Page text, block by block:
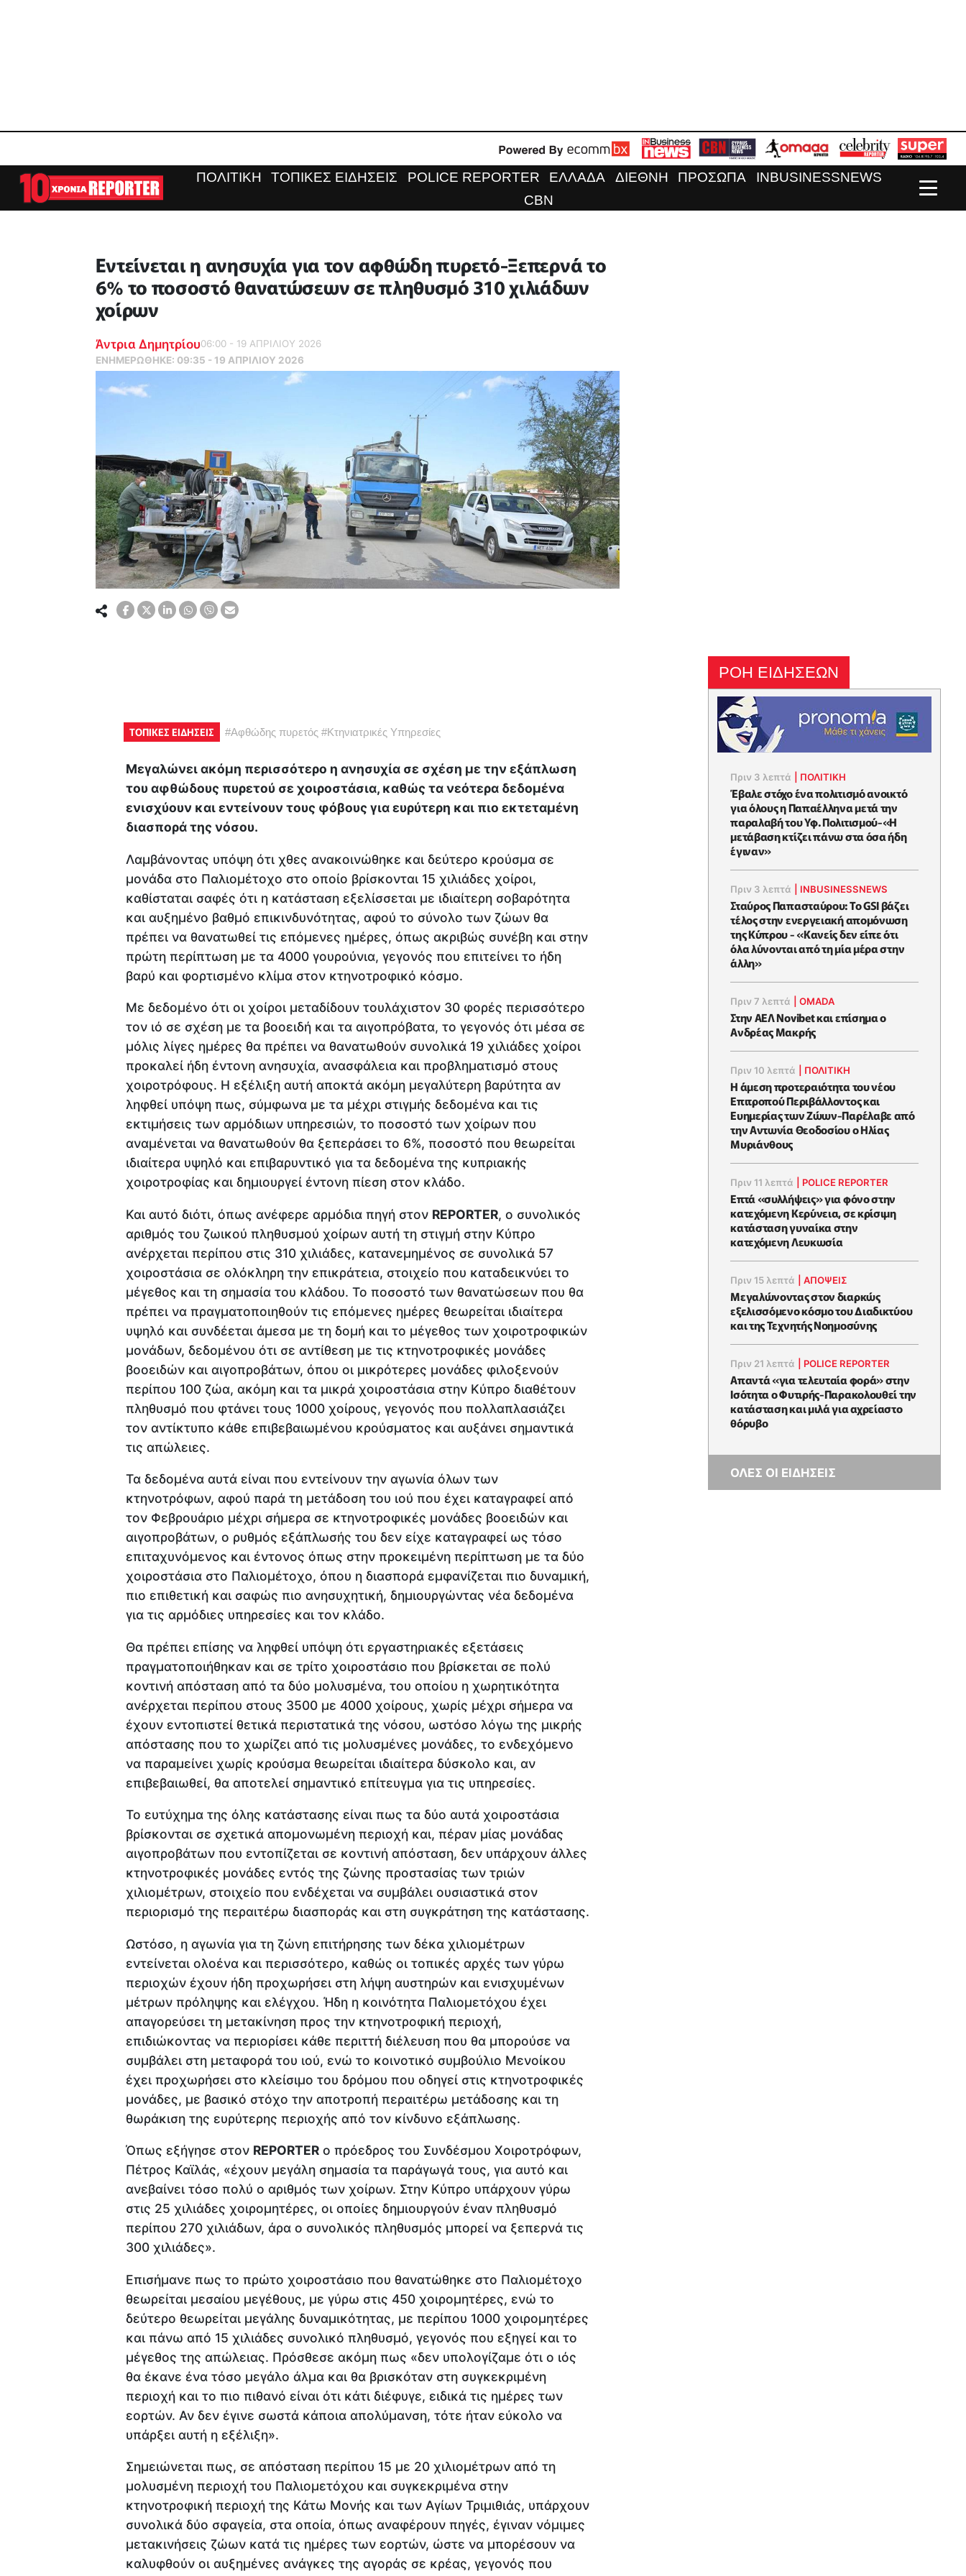
ΠΟΛΙΤΙΚΗ ΤΟΠΙΚΕΣ ΕΙΔΗΣΕΙΣ POLICE REPORTER ΕΛΛΑΔΑ ΔΙΕΘΝΗ ΠΡΟΣΩΠΑ
INBUSINESSNEWS
CBN
Εντείνεται η ανησυχία για τον αφθώδη πυρετό-Ξεπερνά το
6% το ποσοστό θανατώσεων σε πληθυσμό 310 χιλιάδων
χοίρων
Άντρια Δημητρίου06:00 - 19 ΑΠΡΙΛΙΟΥ 2026
ΕΝΗΜΕΡΏΘΗΚΕ: 09:35 - 19 ΑΠΡΙΛΙΟΥ 2026
ΤΟΠΙΚΕΣ ΕΙΔΗΣΕΙΣ #Αφθώδης πυρετός #Κτηνιατρικές Υπηρεσίες
Μεγαλώνει ακόμη περισσότερο η ανησυχία σε σχέση με την εξάπλωση
του αφθώδους πυρετού σε χοιροστάσια, καθώς τα νεότερα δεδομένα
ενισχύουν και εντείνουν τους φόβους για ευρύτερη και πιο εκτεταμένη
διασπορά της νόσου.
Λαμβάνοντας υπόψη ότι χθες ανακοινώθηκε και δεύτερο κρούσμα σε
μονάδα στο Παλιομέτοχο στο οποίο βρίσκονται 15 χιλιάδες χοίροι,
καθίσταται σαφές ότι η κατάσταση εξελίσσεται με ιδιαίτερη σοβαρότητα
και αυξημένο βαθμό επικινδυνότητας, αφού το σύνολο των ζώων θα
πρέπει να θανατωθεί τις επόμενες ημέρες, όπως ακριβώς συνέβη και στην
πρώτη περίπτωση με τα 4000 γουρούνια, γεγονός που επιτείνει το ήδη
βαρύ και φορτισμένο κλίμα στον κτηνοτροφικό κόσμο.
Με δεδομένο ότι οι χοίροι μεταδίδουν τουλάχιστον 30 φορές περισσότερο
τον ιό σε σχέση με τα βοοειδή και τα αιγοπρόβατα, το γεγονός ότι μέσα σε
μόλις λίγες ημέρες θα πρέπει να θανατωθούν συνολικά 19 χιλιάδες χοίροι
προκαλεί ήδη έντονη ανησυχία, ανασφάλεια και προβληματισμό στους
χοιροτρόφους. Η εξέλιξη αυτή αποκτά ακόμη μεγαλύτερη βαρύτητα αν
ληφθεί υπόψη πως, σύμφωνα με τα μέχρι στιγμής δεδομένα και τις
εκτιμήσεις των αρμόδιων υπηρεσιών, το ποσοστό των χοίρων που
αναμένεται να θανατωθούν θα ξεπεράσει το 6%, ποσοστό που θεωρείται
ιδιαίτερα υψηλό και επιβαρυντικό για τα δεδομένα της κυπριακής
χοιροτροφίας και δημιουργεί έντονη πίεση στον κλάδο.
Και αυτό διότι, όπως ανέφερε αρμόδια πηγή στον REPORTER, ο συνολικός
αριθμός του ζωικού πληθυσμού χοίρων αυτή τη στιγμή στην Κύπρο
ανέρχεται περίπου στις 310 χιλιάδες, κατανεμημένος σε συνολικά 57
χοιροστάσια σε ολόκληρη την επικράτεια, στοιχείο που καταδεικνύει το
μέγεθος και τη σημασία του κλάδου. Το ποσοστό των θανατώσεων που θα
πρέπει να πραγματοποιηθούν τις επόμενες ημέρες θεωρείται ιδιαίτερα
υψηλό και συνδέεται άμεσα με τη δομή και το μέγεθος των χοιροτροφικών
μονάδων, δεδομένου ότι σε αντίθεση με τις κτηνοτροφικές μονάδες
βοοειδών και αιγοπροβάτων, όπου οι μικρότερες μονάδες φιλοξενούν
περίπου 100 ζώα, ακόμη και τα μικρά χοιροστάσια στην Κύπρο διαθέτουν
πληθυσμό που φτάνει τους 1000 χοίρους, γεγονός που πολλαπλασιάζει
τον αντίκτυπο κάθε επιβεβαιωμένου κρούσματος και αυξάνει σημαντικά
τις απώλειες.
Τα δεδομένα αυτά είναι που εντείνουν την αγωνία όλων των
κτηνοτρόφων, αφού παρά τη μετάδοση του ιού που έχει καταγραφεί από
τον Φεβρουάριο μέχρι σήμερα σε κτηνοτροφικές μονάδες βοοειδών και
αιγοπροβάτων, ο ρυθμός εξάπλωσής του δεν είχε καταγραφεί ως τόσο
επιταχυνόμενος και έντονος όπως στην προκειμένη περίπτωση με τα δύο
χοιροστάσια στο Παλιομέτοχο, όπου η διασπορά εμφανίζεται πιο δυναμική,
πιο επιθετική και σαφώς πιο ανησυχητική, δημιουργώντας νέα δεδομένα
για τις αρμόδιες υπηρεσίες και τον κλάδο.
Θα πρέπει επίσης να ληφθεί υπόψη ότι εργαστηριακές εξετάσεις
πραγματοποιήθηκαν και σε τρίτο χοιροστάσιο που βρίσκεται σε πολύ
κοντινή απόσταση από τα δύο μολυσμένα, του οποίου η χωρητικότητα
ανέρχεται περίπου στους 3500 με 4000 χοίρους, χωρίς μέχρι σήμερα να
έχουν εντοπιστεί θετικά περιστατικά της νόσου, ωστόσο λόγω της μικρής
απόστασης που το χωρίζει από τις μολυσμένες μονάδες, το ενδεχόμενο
να παραμείνει χωρίς κρούσμα θεωρείται ιδιαίτερα δύσκολο και, αν
επιβεβαιωθεί, θα αποτελεί σημαντικό επίτευγμα για τις υπηρεσίες.
Το ευτύχημα της όλης κατάστασης είναι πως τα δύο αυτά χοιροστάσια
βρίσκονται σε σχετικά απομονωμένη περιοχή και, πέραν μίας μονάδας
αιγοπροβάτων που εντοπίζεται σε κοντινή απόσταση, δεν υπάρχουν άλλες
κτηνοτροφικές μονάδες εντός της ζώνης προστασίας των τριών
χιλιομέτρων, στοιχείο που ενδέχεται να συμβάλει ουσιαστικά στον
περιορισμό της περαιτέρω διασποράς και στη συγκράτηση της κατάστασης.
Ωστόσο, η αγωνία για τη ζώνη επιτήρησης των δέκα χιλιομέτρων
εντείνεται ολοένα και περισσότερο, καθώς οι τοπικές αρχές των γύρω
περιοχών έχουν ήδη προχωρήσει στη λήψη αυστηρών και ενισχυμένων
μέτρων πρόληψης και ελέγχου. Ήδη η κοινότητα Παλιομετόχου έχει
απαγορεύσει τη μετακίνηση προς την κτηνοτροφική περιοχή,
επιδιώκοντας να περιορίσει κάθε περιττή διέλευση που θα μπορούσε να
συμβάλει στη μεταφορά του ιού, ενώ το κοινοτικό συμβούλιο Μενοίκου
έχει προχωρήσει στο κλείσιμο του δρόμου που οδηγεί στις κτηνοτροφικές
μονάδες, με βασικό στόχο την αποτροπή περαιτέρω μετάδοσης και τη
θωράκιση της ευρύτερης περιοχής από τον κίνδυνο εξάπλωσης.
Όπως εξήγησε στον REPORTERο πρόεδρος του Συνδέσμου Χοιροτρόφων,
Πέτρος Καϊλάς, «έχουν μεγάλη σημασία τα παράγωγά τους, για αυτό και
ανεβαίνει τόσο πολύ ο αριθμός των χοίρων. Στην Κύπρο υπάρχουν γύρω
στις 25 χιλιάδες χοιρομητέρες, οι οποίες δημιουργούν έναν πληθυσμό
περίπου 270 χιλιάδων, άρα ο συνολικός πληθυσμός μπορεί να ξεπερνά τις
300 χιλιάδες».
Επισήμανε πως το πρώτο χοιροστάσιο που θανατώθηκε στο Παλιομέτοχο
θεωρείται μεσαίου μεγέθους, με γύρω στις 450 χοιρομητέρες, ενώ το
δεύτερο θεωρείται μεγάλης δυναμικότητας, με περίπου 1000 χοιρομητέρες
και πάνω από 15 χιλιάδες συνολικό πληθυσμό, γεγονός που εξηγεί και το
μέγεθος της απώλειας. Πρόσθεσε ακόμη πως «δεν υπολογίζαμε ότι ο ιός
θα έκανε ένα τόσο μεγάλο άλμα και θα βρισκόταν στη συγκεκριμένη
περιοχή και το πιο πιθανό είναι ότι κάτι διέφυγε, ειδικά τις ημέρες των
εορτών. Αν δεν έγινε σωστά κάποια απολύμανση, τότε ήταν εύκολο να
υπάρξει αυτή η εξέλιξη».
Σημειώνεται πως, σε απόσταση περίπου 15 με 20 χιλιομέτρων από τη
μολυσμένη περιοχή του Παλιομετόχου και συγκεκριμένα στην
κτηνοτροφική περιοχή της Κάτω Μονής και των Αγίων Τριμιθιάς, υπάρχουν
συνολικά δύο σφαγεία, στα οποία, όπως αναφέρουν πηγές, έγιναν νόμιμες
μετακινήσεις ζώων κατά τις ημέρες των εορτών, ώστε να μπορέσουν να
καλυφθούν οι αυξημένες ανάγκες της αγοράς σε κρέας, γεγονός που
ΡΟΗ ΕΙΔΗΣΕΩΝ
Πριν 3 λεπτά ΠΟΛΙΤΙΚΗ
Έβαλε στόχο ένα πολιτισμό ανοικτό
για όλους η Παπαέλληνα μετά την
παραλαβή του Υφ. Πολιτισμού-«Η
μετάβαση κτίζει πάνω στα όσα ήδη
έγιναν»
Πριν 3 λεπτά INBUSINESSNEWS
Σταύρος Παπασταύρου: Το GSI βάζει
τέλος στην ενεργειακή απομόνωση
της Κύπρου - «Κανείς δεν είπε ότι
όλα λύνονται από τη μία μέρα στην
άλλη»
Πριν 7 λεπτά |OMADA
Στην ΑΕΛ Novibet και επίσημα ο
Ανδρέας Μακρής
Πριν 10 λεπτά ΠΟΛΙΤΙΚΗ
Η άμεση προτεραιότητα του νέου
Επιτροπού Περιβάλλοντος και
Ευημερίας των Ζώων-Παρέλαβε από
την Αντωνία Θεοδοσίου ο Ηλίας
Μυριάνθους
Πριν 11 λεπτά POLICE REPORTER
Επτά «συλλήψεις» για φόνο στην
κατεχόμενη Κερύνεια, σε κρίσιμη
κατάσταση γυναίκα στην
κατεχόμενη Λευκωσία
Πριν 15 λεπτά |ΑΠΌΨΕΙΣ
Μεγαλώνοντας στον διαρκώς
εξελισσόμενο κόσμο του Διαδικτύου
και της Τεχνητής Νοημοσύνης
Πριν 21 λεπτά POLICE REPORTER
Απαντά «για τελευταία φορά» στην
Ισότητα ο Φυτιρής-Παρακολουθεί την
κατάσταση και μιλά για αχρείαστο
θόρυβο
ΟΛΕΣ ΟΙ ΕΙΔΗΣΕΙΣ